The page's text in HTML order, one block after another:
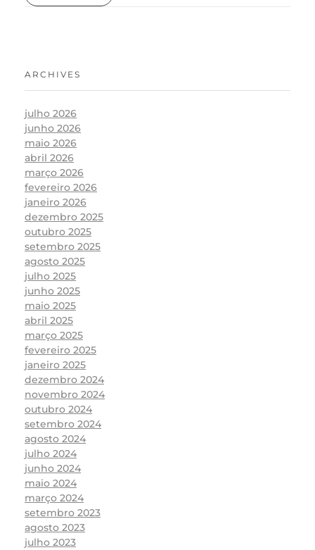
ARCHIVES
julho 2026
junho 2026
maio 2026
abril 2026
março 2026
fevereiro 2026
janeiro 2026
dezembro 2025
outubro 2025
setembro 2025
agosto 2025
julho 2025
junho 2025
maio 2025
abril 2025
março 2025
fevereiro 2025
janeiro 2025
dezembro 2024
novembro 2024
outubro 2024
setembro 2024
agosto 2024
julho 2024
junho 2024
maio 2024
março 2024
setembro 2023
agosto 2023
julho 2023